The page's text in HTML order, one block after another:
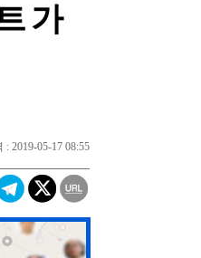
가
: 2019-05-17 08:55